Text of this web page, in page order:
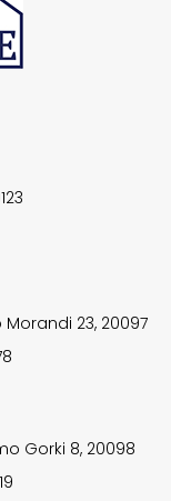
23, 20097
Gorki 8, 20098